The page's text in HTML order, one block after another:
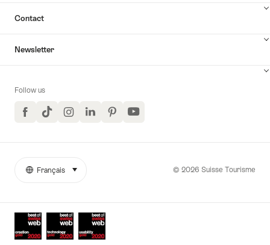
Contact
Newsletter
Follow us
FacebookTikTokInstagramLinkedInPinterestYouTube
Awards
More
© 2026 Suisse Tourisme
Langue
Français sélectionner (cliquer pour afficher)